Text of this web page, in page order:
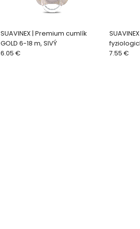
SUAVINEX | Premium cumlík
GOLD 6-18 m, SIVÝ
6.05 €
ks - hnedý
7.55 €